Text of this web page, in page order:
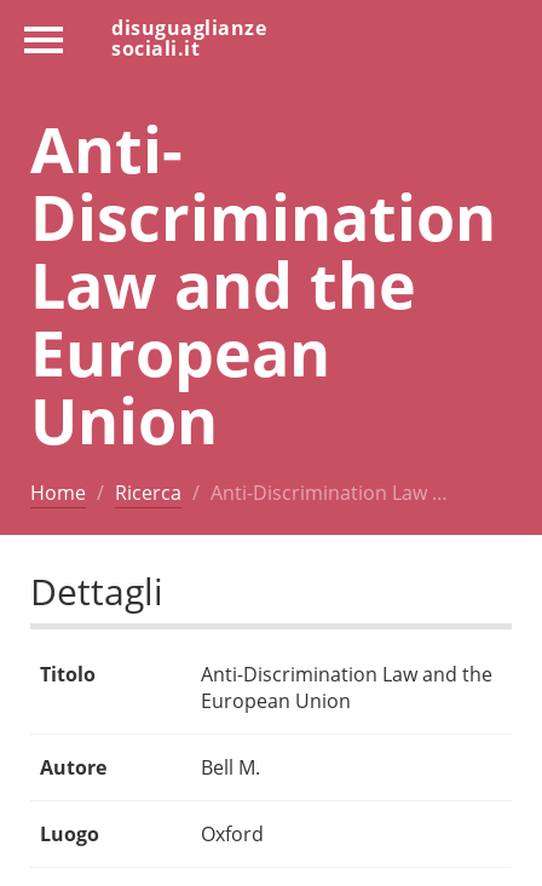
disuguaglianze
sociali.it
Anti-
Discrimination
Law and the
European
Union
Home Ricerca Anti-Discrimination Law …
Dettagli
Titolo
Anti-Discrimination Law and the
European Union
Autore Bell M.
Luogo Oxford